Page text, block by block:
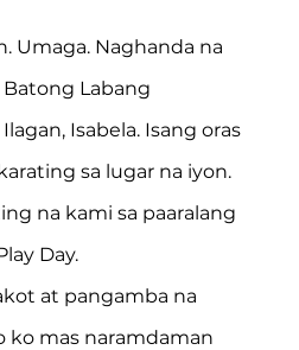
Umaga. Naghanda na
Labang
Isabela. Isang oras
sa lugar na iyon.
na kami sa paaralang
Day.
at pangamba na
ko mas naramdaman